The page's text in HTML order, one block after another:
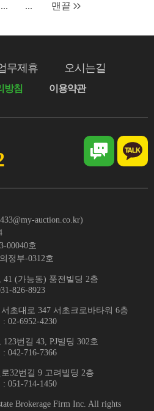
... ... 맨끝
무제휴 오시는길
방침 이용약관
auction.co.kr)
00040호
정부-0312호
(가능동) 풍전빌딩 2층
826-8923
초대로 347 서초크로바타워 6층
02-6952-4230
번길 43, PJ빌딩 302호
042-716-7366
32번길 9 고려빌딩 2층
051-714-1450
Brokerage Firm Inc. All rights